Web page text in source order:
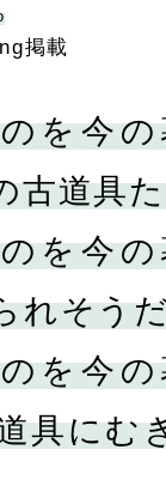
掲載
を今
道具
を今
そうだ
を今
にむ